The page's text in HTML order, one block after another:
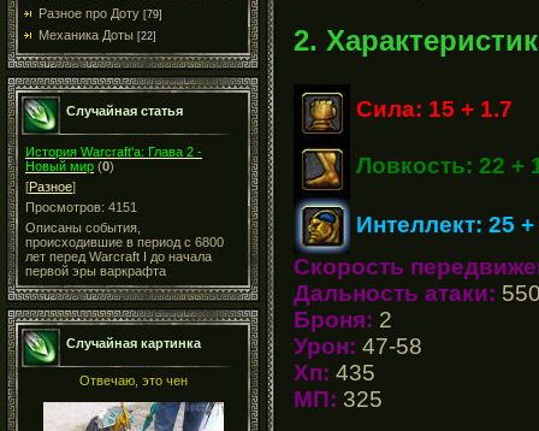
Разное про Доту [79]
Механика Доты [22]
Случайная статья
История Warcraft'a: Глава 2 -
Новый мир (0)
[Разное]
Просмотров: 4151
Описаны события,
происходившие в период с 6800
лет перед Warcraft I до начала
первой эры варкрафта
Случайная картинка
Отвечаю, это чен
2.
Сила: 15 + 1.7
Ловкость: 22 +
Интеллект: 25 +
Скорость
Дальность атаки:
Броня: 2
Урон: 47-58
Хп: 435
МП: 325